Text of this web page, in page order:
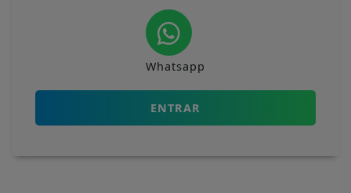
Whatsapp
ENTRAR